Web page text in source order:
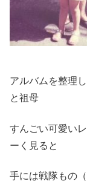
アルバムを整理
と祖母
すんごい可愛い
ーく見ると
手には戦隊もの